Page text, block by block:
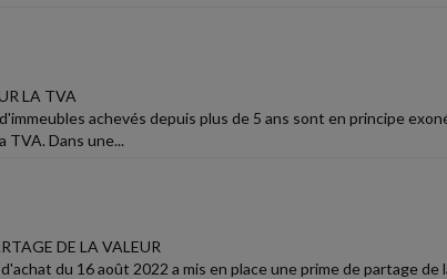
LA TVA
achevés depuis plus de 5 ans sont en principe
TVA. Dans une...
DE LA VALEUR
du 16 août 2022 a mis en place une prime de partage